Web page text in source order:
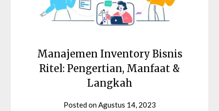
Manajemen Inventory Bisnis
Ritel: Pengertian, Manfaat &
Langkah
Posted onAgustus 14, 2023